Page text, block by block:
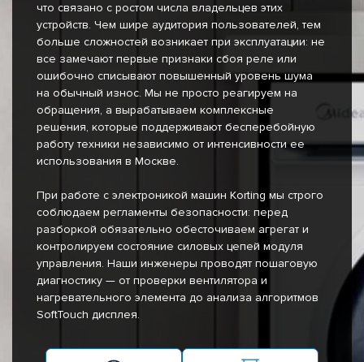
что связано с ростом числа владельцев этих
устройств. Чем шире аудитория пользователей, тем
больше сложностей возникает при эксплуатации: не
все замечают первые признаки сбоя реле или
ошибочно списывают повышенный уровень шума
на обычный износ. Мы не просто реагируем на
обращения, а вырабатываем комплексные
решения, которые поддерживают бесперебойную
работу техники независимо от интенсивности ее
использования в Москве.
При работе с электроникой машин Korting мы строго
соблюдаем регламенты безопасности: перед
разборкой обязательно обесточиваем агрегат и
контролируем состояние силовых цепей модуля
управления. Наши инженеры проводят пошаговую
диагностику — от проверки вентилятора и
нагревательного элемента до анализа алгоритмов
SoftTouch дисплея.